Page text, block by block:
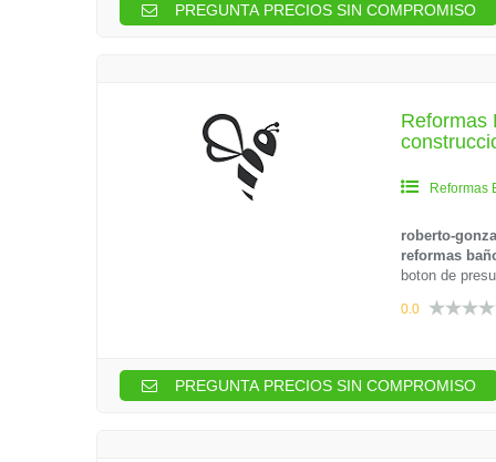
PREGUNTA PRECIOS SIN COMPROMISO
Reformas
Reformas
roberto-
reformas
boton de
0.0
PREGUNTA PRECIOS SIN COMPROMISO